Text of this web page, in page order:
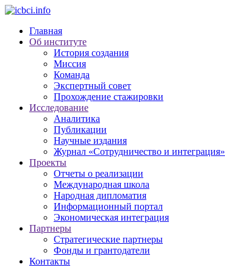
Главная
Об институте
История создания
Миссия
Команда
Экспертный совет
Прохождение стажировки
Исследование
Аналитика
Публикации
Научные издания
Журнал «Сотрудничество и интеграция»
Проекты
Отчеты о реализации
Международная школа
Народная дипломатия
Информационный портал
Экономическая интеграция
Партнеры
Стратегические партнеры
Фонды и грантодатели
Контакты